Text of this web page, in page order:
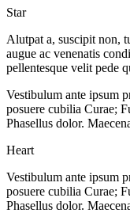
Star
Alutpat a, suscipit non,
augue ac venenatis
pellentesque velit pede
Vestibulum ante ipsum
posuere cubilia Curae;
Phasellus dolor.
Heart
Vestibulum ante ipsum
posuere cubilia Curae;
Phasellus dolor.